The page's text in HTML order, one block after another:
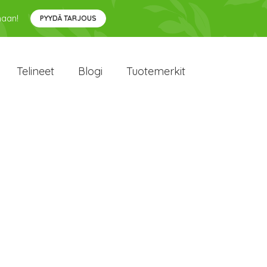
PYYDÄ TARJOUS
Telineet Blogi Tuotemerkit